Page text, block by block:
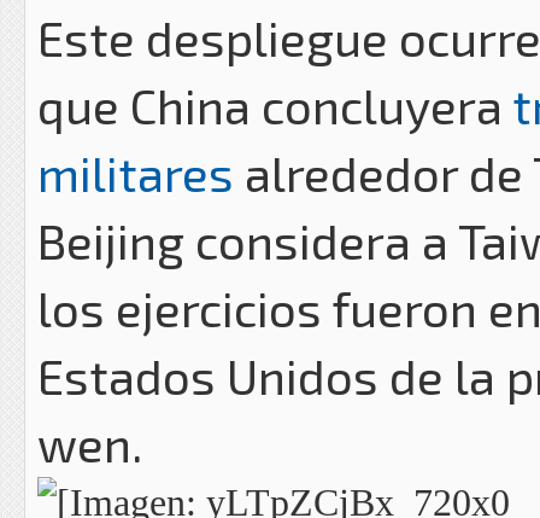
Este despliegue
que China concluyera
militares alrededor de
Beijing considera a
los ejercicios fueron
Estados Unidos de la
wen.